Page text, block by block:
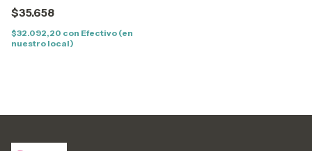
$35.658
$32.092,20 con Efectivo (en
nuestro local)